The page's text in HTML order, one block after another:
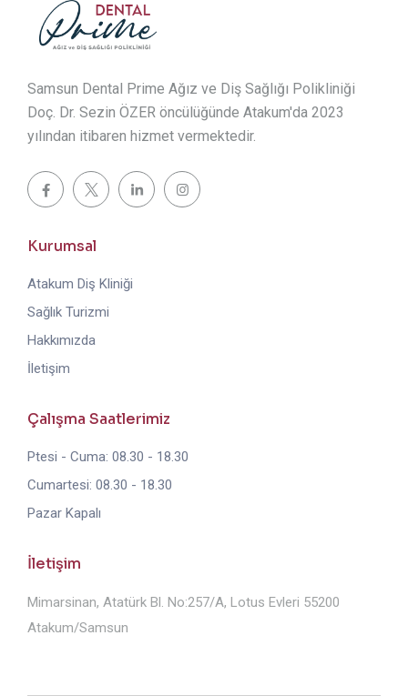
Samsun Dental Prime Ağız ve Diş Sağlığı Polikliniği
Doç. Dr. Sezin ÖZER öncülüğünde Atakum'da 2023
yılından itibaren hizmet vermektedir.
Kurumsal
Atakum Diş Kliniği
Sağlık Turizmi
Hakkımızda
İletişim
Çalışma Saatlerimiz
Ptesi - Cuma: 08.30 - 18.30
Cumartesi: 08.30 - 18.30
Pazar Kapalı
İletişim
Mimarsinan, Atatürk Bl. No:257/A, Lotus Evleri 55200
Atakum/Samsun